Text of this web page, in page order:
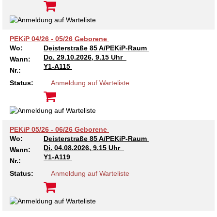
Kindertagesstätte Klaus-Müller-Kilian-Weg /
Kindertagesstätte König-Ludwig-Straße
Kindertagesstätte Moorlilienweg /
Familienzentrum
Familienzentrum
Kindertagesstätte Pfarrlandplatz
Kindertagesstätte Rosenbergstraße
Krippe Schleswiger Straße
Kindertagesstätte Hiltrud-Grote-Weg
Kindertagesstätte Ibykusweg / Familienzentrum
Kindertagesstätte Kapellenbrink /
Familienzentrum
“Mäuseburg” / Familienzentrum
Kindertagesstätte König-Ludwig-Straße
Kindertagesstätte Langes Feld “Deisterspatzen”
Kindertagesstätte Levester Straße
PEKiP 04/26 - 05/26 Geborene
Wo:
Deisterstraße 85 A/PEKiP-Raum
Wann:
Do. 29.10.2026, 9.15 Uhr
Nr.:
Y1-A115
Status: Anmeldung auf Warteliste
PEKiP 05/26 - 06/26 Geborene
Wo:
Deisterstraße 85 A/PEKiP-Raum
Wann:
Di. 04.08.2026, 9.15 Uhr
Nr.:
Y1-A119
Status: Anmeldung auf Warteliste